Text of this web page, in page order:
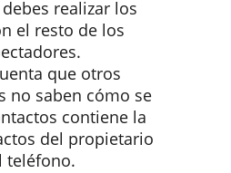
realizar los
el resto de los
que otros
no saben cómo se
contiene la
del propietario
teléfono.